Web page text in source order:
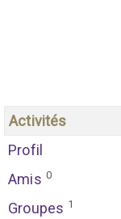
Activités
Profil
Amis 0
Groupes 1